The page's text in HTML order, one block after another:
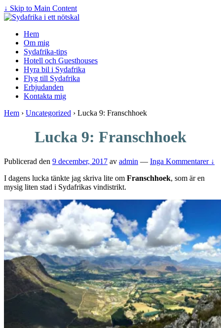
↓ Skip to Main Content
Hem
Om mig
Sydafrika-tips
Hotell och Guesthouses
Hyra bil i Sydafrika
Flyg till Sydafrika
Erbjudanden
Kontakta mig
Hem › Uncategorized › Lucka 9: Franschhoek
Lucka 9: Franschhoek
Publicerad den 9 december, 2017 av admin — Inga Kommentarer ↓
I dagens lucka tänkte jag skriva lite om Franschhoek, som är en
mysig liten stad i Sydafrikas vindistrikt.